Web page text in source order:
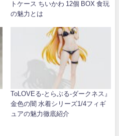
トケース ちいかわ 12個 BOX 食玩
の魅力とは
ToLOVEる-とらぶる-ダークネス』
金色の闇 水着シリーズ1/4フィギ
ュアの魅力徹底紹介